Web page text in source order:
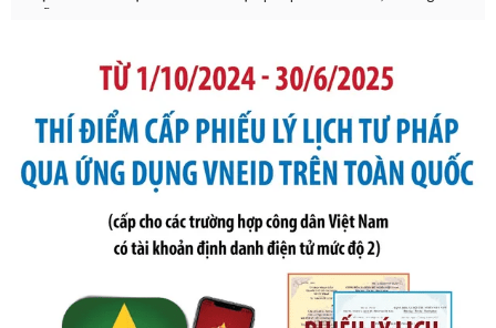
bỏ Thông tư số 87/2019/TT- BТC ngày 19 tháng 12 năm
2019 của Bộ trưởng Bộ Tài chính hướng dẫn thực hiện xử
phạt vi phạm hành chính trong lĩnh vực kho bạc nhà nước
Ngày ban hành: 21/07/2026
Số kí hiệu:291/2026/NĐ-CP
Tên: Nghị định số 291/2026/NĐ-CP của Chính phủ: Sửa
đổi, bổ sung một số điều của Nghị định số 125/2020/NĐ-СР
ngày 19 tháng 10 năm 2020 của Chính phủ quy định xử
phạt vi phạm hành chính về thuế, hóa đơn được sửa đổi, bổ
sung bởi Nghị định số 102/2021/NĐ-CP
Ngày ban hành: 20/07/2026